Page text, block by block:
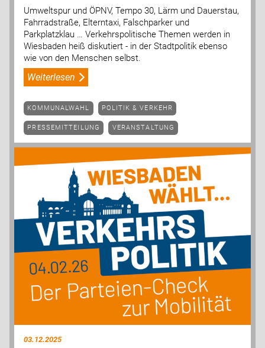
Umweltspur und ÖPNV, Tempo 30, Lärm und Dauerstau,
Fahrradstraße, Elterntaxi, Falschparker und
Parkplatzklau … Verkehrspolitische Themen werden in
Wiesbaden heiß diskutiert - in der Stadtpolitik ebenso
wie von den Menschen selbst.
Weiterlesen
KOMMUNALWAHL POLITIK & VERKEHR
PRESSEMITTEILUNG VERANSTALTUNG
03.12.2025